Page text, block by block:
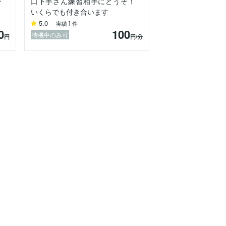
円
いくらでも付き合います
5.0 実績1 件
待機中のみ可 100円/分